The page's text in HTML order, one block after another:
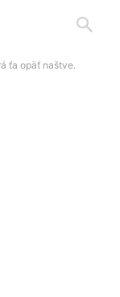
ťa opäť naštve.